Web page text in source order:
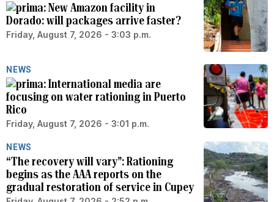
New Amazon facility in
Dorado: will packages arrive faster?
Friday, August 7, 2026 - 3:03 p.m.
NEWS
International media are
focusing on water rationing in Puerto
Rico
Friday, August 7, 2026 - 3:01 p.m.
NEWS
“The recovery will vary”: Rationing
begins as the AAA reports on the
gradual restoration of service in Cupey